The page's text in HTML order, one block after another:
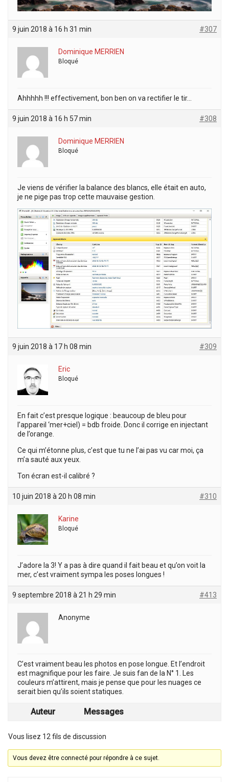
9 juin 2018 à 16 h 31 min #307
Dominique MERRIEN
Bloqué
Ahhhhh !!! effectivement, bon ben on va rectifier le tir…
9 juin 2018 à 16 h 57 min #308
Dominique MERRIEN
Bloqué
Je viens de vérifier la balance des blancs, elle était en auto,
je ne pige pas trop cette mauvaise gestion.
9 juin 2018 à 17 h 08 min #309
Eric
Bloqué
En fait c’est presque logique : beaucoup de bleu pour
l’appareil ‘mer+ciel) = bdb froide. Donc il corrige en injectant
de l’orange.
Ce qui m’étonne plus, c’est que tu ne l’ai pas vu car moi, ça
m’a sauté aux yeux.
Ton écran est-il calibré ?
10 juin 2018 à 20 h 08 min #310
Karine
Bloqué
J’adore la 3! Y a pas à dire quand il fait beau et qu’on voit la
mer, c’est vraiment sympa les poses longues !
9 septembre 2018 à 21 h 29 min #413
Anonyme
C’est vraiment beau les photos en pose longue. Et l’endroit
est magnifique pour les faire. Je suis fan de la N° 1. Les
couleurs m’attirent, mais je pense que pour les nuages ce
serait bien qu’ils soient statiques.
Auteur Messages
Vous lisez 12 fils de discussion
Vous devez être connecté pour répondre à ce sujet.